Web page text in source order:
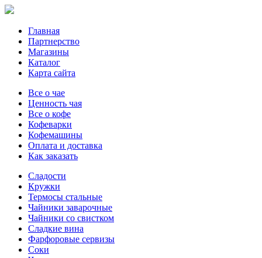
Главная
Партнерство
Магазины
Каталог
Карта сайта
Все о чае
Ценность чая
Все о кофе
Кофеварки
Кофемашины
Оплата и доставка
Как заказать
Сладости
Кружки
Термосы стальные
Чайники заварочные
Чайники со свистком
Сладкие вина
Фарфоровые сервизы
Соки